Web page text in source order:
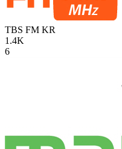
TBS FM KR
1.4K
6